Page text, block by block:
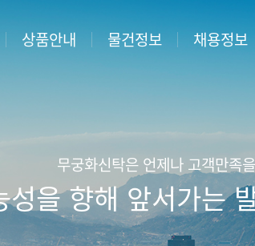
상품안내
시정비사업
신탁
양관리신탁
물건정보 채용정보
· 지원서접수
·합격자조회
상시채용
무궁화신탁은 언제나 고객만족
성을 향해 앞서가는